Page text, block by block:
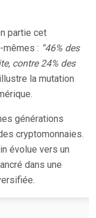
partie cet
mêmes : “46% des
contre 24% des
la mutation
générations
cryptomonnaies.
évolue vers un
dans une